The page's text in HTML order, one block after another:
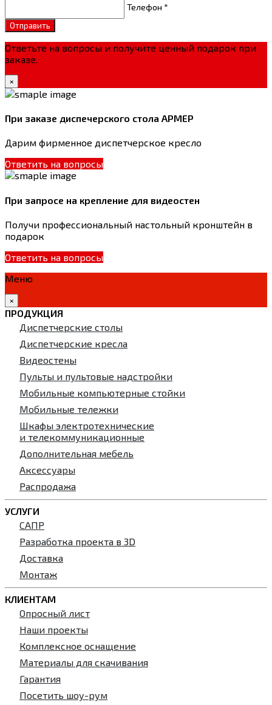
Телефон *
Отправить
Ответьте на вопросы и получите ценный подарок при
заказе.
×
При заказе диспечерского стола АРМЕР
Дарим фирменное диспетчерское кресло
Ответить на вопросы
При запросе на крепление для видеостен
Получи профессиональный настольный кронштейн в
подарок
Ответить на вопросы
Меню
×
ПРОДУКЦИЯ
Диспетчерские столы
Диспетчерские кресла
Видеостены
Пульты и пультовые надстройки
Мобильные компьютерные стойки
Мобильные тележки
Шкафы электротехнические
и телекоммуникационные
Дополнительная мебель
Аксессуары
Распродажа
УСЛУГИ
САПР
Разработка проекта в 3D
Доставка
Монтаж
КЛИЕНТАМ
Опросный лист
Наши проекты
Комплексное оснащение
Материалы для скачивания
Гарантия
Посетить шоу-рум